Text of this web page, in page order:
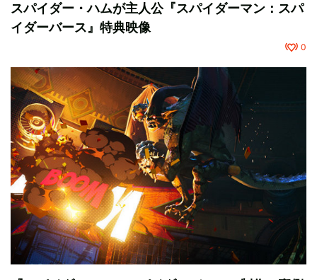
スパイダー・ハムが主人公『スパイダーマン：スパ
イダーバース』特典映像
0